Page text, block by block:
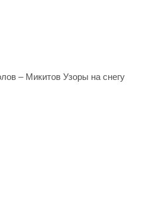
– Микитов Узоры на снегу